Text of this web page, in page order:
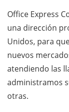
Office Express
una dirección
Unidos, para
nuevos
atendiendo las
administramos
otras.